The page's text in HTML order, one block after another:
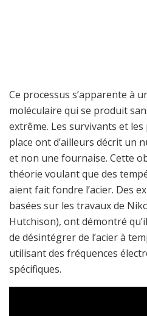
Ce processus s’apparente à
moléculaire qui se produit
extrême. Les survivants et
place ont d’ailleurs décrit un
et non une fournaise. Cette
théorie voulant que des
aient fait fondre l’acier. Des
basées sur les travaux de
Hutchison), ont démontré
de désintégrer de l’acier à
utilisant des fréquences
spécifiques.